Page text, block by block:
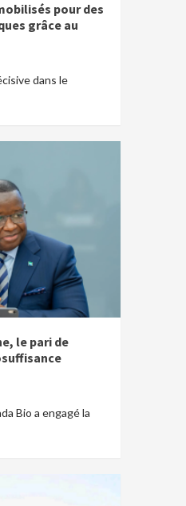
pour des
grâce au
dans le
le pari de
Bio a engagé la